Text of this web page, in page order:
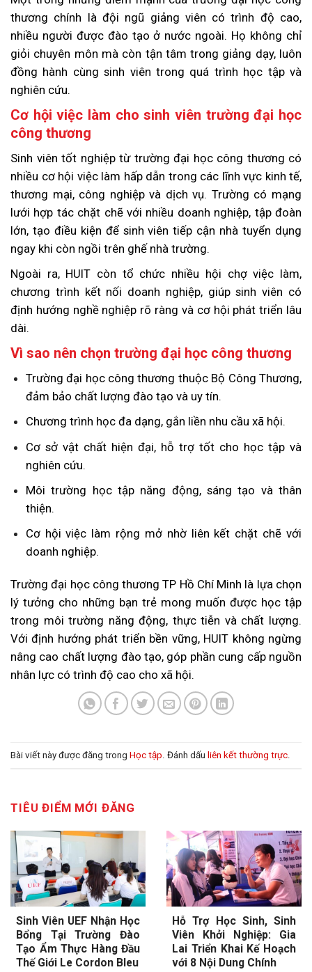
thương chính là đội ngũ giảng viên có trình độ cao,
nhiều người được đào tạo ở nước ngoài. Họ không chỉ
giỏi chuyên môn mà còn tận tâm trong giảng dạy, luôn
đồng hành cùng sinh viên trong quá trình học tập và
nghiên cứu.
Cơ hội việc làm cho sinh viên trường đại học
công thương
Sinh viên tốt nghiệp từ trường đại học công thương có
nhiều cơ hội việc làm hấp dẫn trong các lĩnh vực kinh tế,
thương mại, công nghiệp và dịch vụ. Trường có mạng
lưới hợp tác chặt chẽ với nhiều doanh nghiệp, tập đoàn
lớn, tạo điều kiện để sinh viên tiếp cận nhà tuyển dụng
ngay khi còn ngồi trên ghế nhà trường.
Ngoài ra, HUIT còn tổ chức nhiều hội chợ việc làm,
chương trình kết nối doanh nghiệp, giúp sinh viên có
định hướng nghề nghiệp rõ ràng và cơ hội phát triển lâu
dài.
Vì sao nên chọn trường đại học công thương
Trường đại học công thương thuộc Bộ Công Thương,
đảm bảo chất lượng đào tạo và uy tín.
Chương trình học đa dạng, gắn liền nhu cầu xã hội.
Cơ sở vật chất hiện đại, hỗ trợ tốt cho học tập và
nghiên cứu.
Môi trường học tập năng động, sáng tạo và thân
thiện.
Cơ hội việc làm rộng mở nhờ liên kết chặt chẽ với
doanh nghiệp.
Trường đại học công thương TP Hồ Chí Minh là lựa chọn
lý tưởng cho những bạn trẻ mong muốn được học tập
trong môi trường năng động, thực tiễn và chất lượng.
Với định hướng phát triển bền vững, HUIT không ngừng
nâng cao chất lượng đào tạo, góp phần cung cấp nguồn
nhân lực có trình độ cao cho xã hội.
Bài viết này được đăng trong Học tập . Đánh dấu liên kết thường trực
TIÊU ĐIỂM MỚI ĐĂNG
Sinh Viên UEF Nhận Học
Bổng Tại Trường Đào
Tạo Ẩm Thực Hàng Đầu
Thế Giới Le Cordon Bleu
Hỗ Trợ Học Sinh, Sinh
Viên Khởi Nghiệp: Gia
Lai Triển Khai Kế Hoạch
với 8 Nội Dung Chính